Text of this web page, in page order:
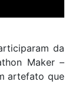
da
Maker –